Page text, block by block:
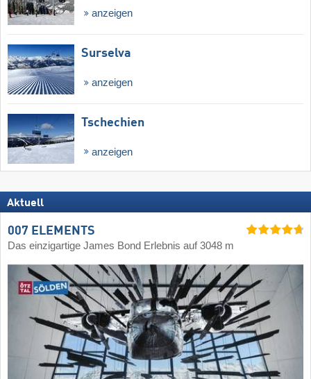
anzeigen
Surselva
anzeigen
Tschechien
anzeigen
Aktuell
007 ELEMENTS
Das einzigartige James Bond Erlebnis auf 3048 m